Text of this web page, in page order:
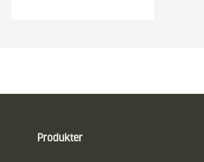
Produkter